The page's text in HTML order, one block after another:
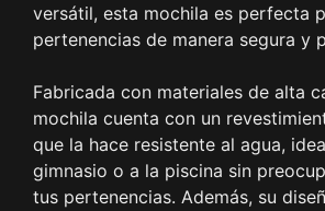
versátil, esta mochila es perfecta
pertenencias de manera segura y
Fabricada con materiales de alta
mochila cuenta con un
que la hace resistente al agua,
gimnasio o a la piscina sin
tus pertenencias. Además, su